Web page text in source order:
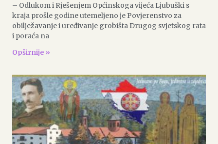
– Odlukom i Rješenjem Općinskoga vijeća Ljubuški s
kraja prošle godine utemeljeno je Povjerenstvo za
obilježavanje i uređivanje grobišta Drugog svjetskog rata
i poraća na
Opširnije »